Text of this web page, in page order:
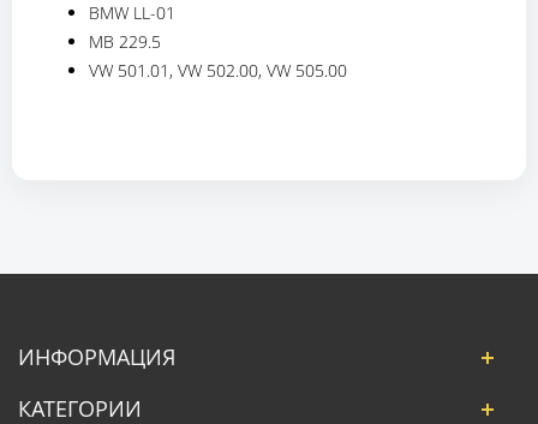
BMW LL-01
MB 229.5
VW 501.01, VW 502.00, VW 505.00
ИНФОРМАЦИЯ
КАТЕГОРИИ